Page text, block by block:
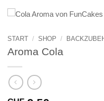
START / SHOP /
Aroma Cola